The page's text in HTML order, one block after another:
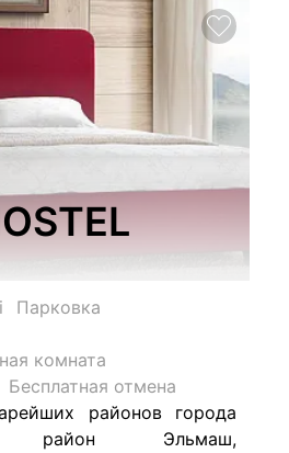
Парковка
комната
Бесплатная отмена
районов города
район Эльмаш,